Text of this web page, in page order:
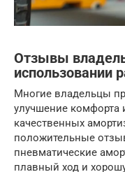
Отзывы
использовании
Многие владельцы
улучшение комфорта
качественных
положительные
пневматические
плавный ход и